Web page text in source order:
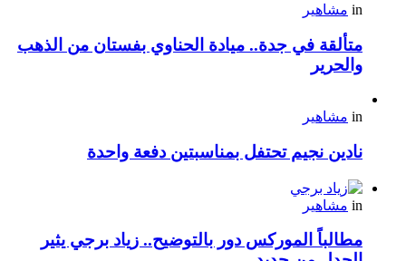
in مشاهير
متألقة في جدة.. ميادة الحناوي بفستان من الذهب
والحرير
in مشاهير
نادين نجيم تحتفل بمناسبتين دفعة واحدة
in مشاهير
مطالباً الموركس دور بالتوضيح.. زياد برجي يثير